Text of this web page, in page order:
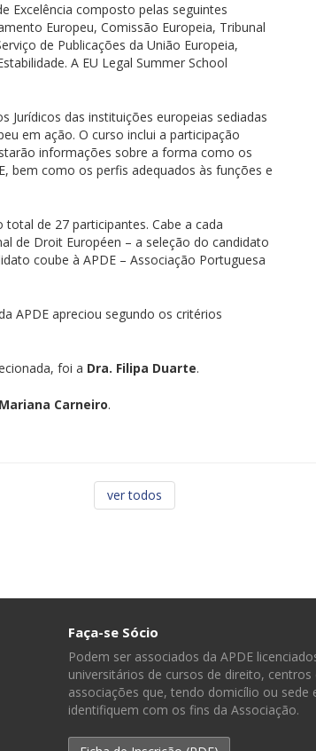
Excelência composto pelas seguintes
Europeu, Comissão Europeia, Tribunal
de Publicações da União Europeia,
A EU Legal Summer School
Jurídicos das instituições europeias sediadas
em ação. O curso inclui a participação
informações sobre a forma como os
bem como os perfis adequados às funções e
de 27 participantes. Cabe a cada
de Droit Européen – a seleção do candidato
coube à APDE – Associação Portuguesa
APDE apreciou segundo os critérios
foi a Dra. Filipa Duarte.
Carneiro.
ver todos
Faça-se Sócio
Podem ser associados da APDE
universitários de cursos de direito, centros
associações que, tendo domicílio ou sede
identifiquem com os fins da Associação.